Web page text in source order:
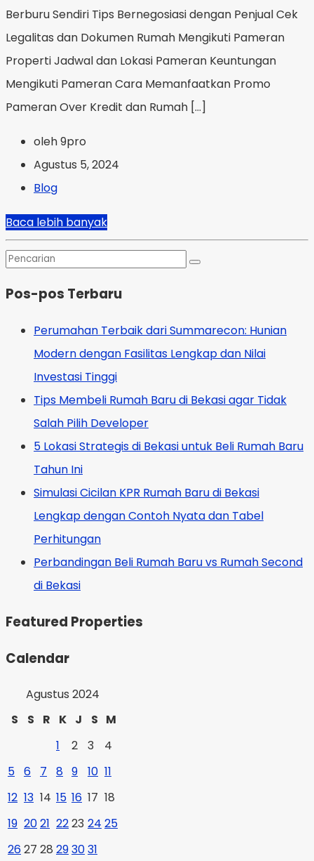
Berburu Sendiri Tips Bernegosiasi dengan Penjual Cek
Legalitas dan Dokumen Rumah Mengikuti Pameran
Properti Jadwal dan Lokasi Pameran Keuntungan
Mengikuti Pameran Cara Memanfaatkan Promo
Pameran Over Kredit dan Rumah […]
oleh 9pro
Agustus 5, 2024
Blog
Baca lebih banyak
Pos-pos Terbaru
Perumahan Terbaik dari Summarecon: Hunian
Modern dengan Fasilitas Lengkap dan Nilai
Investasi Tinggi
Tips Membeli Rumah Baru di Bekasi agar Tidak
Salah Pilih Developer
5 Lokasi Strategis di Bekasi untuk Beli Rumah Baru
Tahun Ini
Simulasi Cicilan KPR Rumah Baru di Bekasi
Lengkap dengan Contoh Nyata dan Tabel
Perhitungan
Perbandingan Beli Rumah Baru vs Rumah Second
di Bekasi
Featured Properties
Calendar
Agustus 2024
S
S R K J S M
1
2 3
4
5 6 7 8 9 10 11
12 13 14 15 16 17 18
19 2021 2223 24 25
2627 28 293031